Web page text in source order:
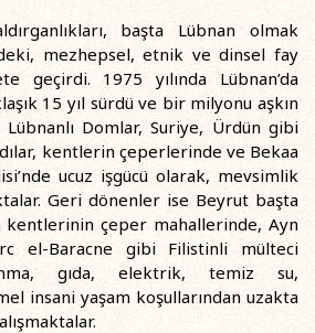
başta Lübnan olmak
mezhepsel, etnik ve dinsel fay
geçirdi. 1975 yılında Lübnan’da
15 yıl sürdü ve bir milyonu aşkın
Domlar, Suriye, Ürdün gibi
kentlerin çeperlerinde ve Bekaa
ucuz işgücü olarak, mevsimlik
Geri dönenler ise Beyrut başta
kentlerinin çeper mahallerinde, Ayn
el-Baracne gibi Filistinli mülteci
gıda, elektrik, temiz su,
insani yaşam koşullarından uzakta